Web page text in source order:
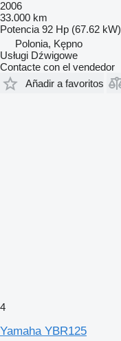
2006
33.000 km
Potencia 92 Hp (67.62 kW)
Polonia, Kępno
Usługi Dźwigowe
Contacte con el vendedor
Añadir a favoritos
4
Yamaha YBR125